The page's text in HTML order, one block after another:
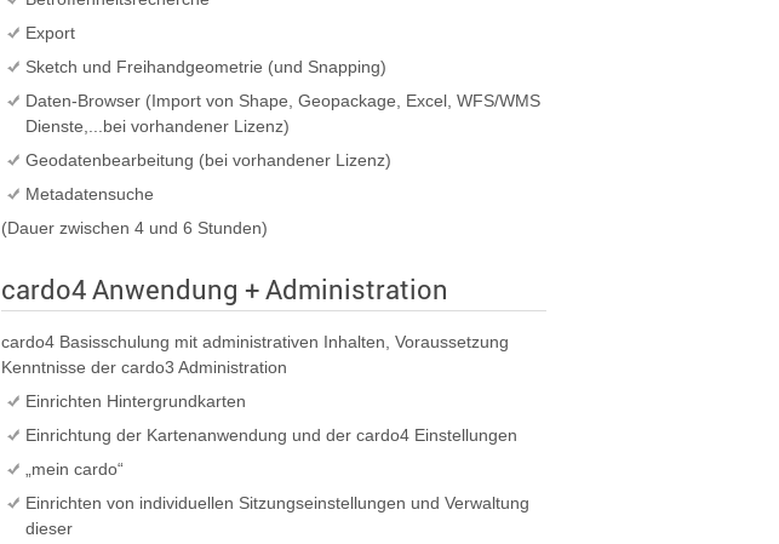
Export
Sketch und Freihandgeometrie (und Snapping)
Daten-Browser (Import von Shape, Geopackage, Excel, WFS/WMS
Dienste,...bei vorhandener Lizenz)
Geodatenbearbeitung (bei vorhandener Lizenz)
Metadatensuche
(Dauer zwischen 4 und 6 Stunden)
cardo4 Anwendung + Administration
cardo4 Basisschulung mit administrativen Inhalten, Voraussetzung
Kenntnisse der cardo3 Administration
Einrichten Hintergrundkarten
Einrichtung der Kartenanwendung und der cardo4 Einstellungen
„mein cardo“
Einrichten von individuellen Sitzungseinstellungen und Verwaltung
dieser